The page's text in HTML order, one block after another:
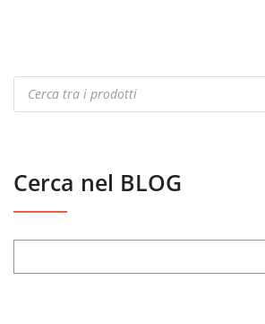
Products
search
Cerca nel BLOG